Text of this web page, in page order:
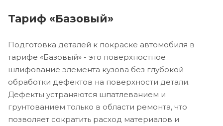
Тариф «Базовый»
Подготовка деталей к покраске автомобиля в
тарифе «Базовый» - это поверхностное
шлифование элемента кузова без глубокой
обработки дефектов на поверхности детали.
Дефекты устраняются шпатлеванием и
грунтованием только в области ремонта, что
позволяет сократить расход материалов и